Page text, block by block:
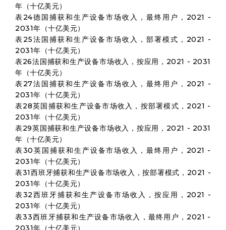
年（十亿美元）
表24德国捕获和生产设备市场收入，最终用户，2021 -
2031年（十亿美元）
表25法国捕获和生产设备市场收入，部署模式，2021 -
2031年（十亿美元）
表26法国捕获和生产设备市场收入，按应用，2021 - 2031
年（十亿美元）
表27法国捕获和生产设备市场收入，最终用户，2021 -
2031年（十亿美元）
表28英国捕获和生产设备市场收入，按部署模式，2021 -
2031年（十亿美元）
表29英国捕获和生产设备市场收入，按应用，2021 - 2031
年（十亿美元）
表30英国捕获和生产设备市场收入，最终用户，2021 -
2031年（十亿美元）
表31西班牙捕获和生产设备市场收入，按部署模式，2021 -
2031年（十亿美元）
表32西班牙捕获和生产设备市场收入，按应用，2021 -
2031年（十亿美元）
表33西班牙捕获和生产设备市场收入，最终用户，2021 -
2031年（十亿美元）